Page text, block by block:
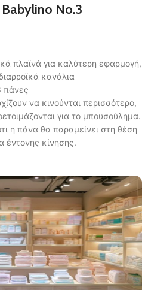
No.3
πλαϊνά για καλύτερη εφαρμογή,
κανάλια
πάνες
να κινούνται περισσότερο,
για το μπουσούλημα.
η πάνα θα παραμείνει στη θέση
έντονης κίνησης.